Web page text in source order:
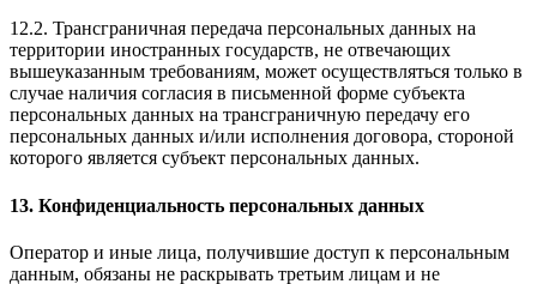
12.2. Трансграничная передача персональных данных на
территории иностранных государств, не отвечающих
вышеуказанным требованиям, может осуществляться только в
случае наличия согласия в письменной форме субъекта
персональных данных на трансграничную передачу его
персональных данных и/или исполнения договора, стороной
которого является субъект персональных данных.
13. Конфиденциальность персональных данных
Оператор и иные лица, получившие доступ к персональным
данным, обязаны не раскрывать третьим лицам и не